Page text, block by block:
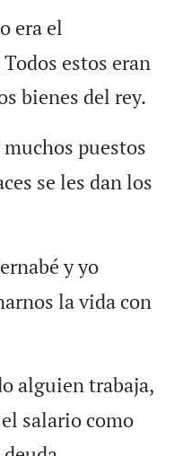
era el
estos eran
bienes del rey.
puestos
se les dan los
y yo
la vida con
alguien trabaja,
salario como